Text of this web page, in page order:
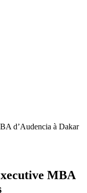
d’Audencia à Dakar
MBA